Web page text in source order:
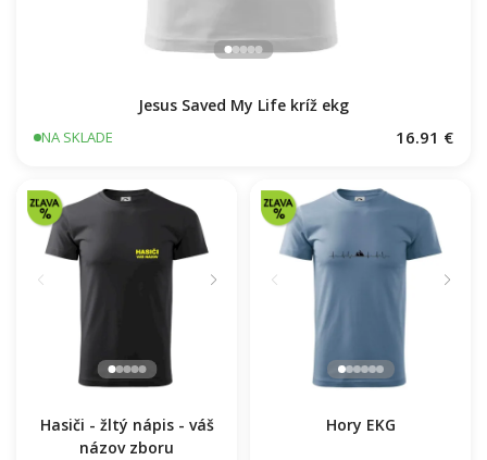
Jesus Saved My Life kríž ekg
NA SKLADE 16.91 €
Hasiči - žltý nápis - váš
názov zboru
Hory EKG